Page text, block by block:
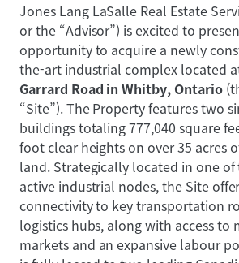
Jones Lang LaSalle Real Estate
or the “Advisor”) is excited to
opportunity to acquire a newly
the-art industrial complex located
Garrard Road in Whitby, Ontario
“Site”). The Property features two
buildings totaling 777,040 square
foot clear heights on over 35 acres
land. Strategically located in one of
active industrial nodes, the Site
connectivity to key transportation
logistics hubs, along with access to
markets and an expansive labour